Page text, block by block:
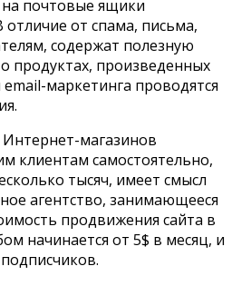
почтовые ящики
отличие от спама, письма,
содержат полезную
произведенных
маркетинга проводятся
магазинов
клиентам самостоятельно,
тысяч, имеет смысл
агентство, занимающееся
продвижения сайта в
начинается от 5$ в месяц, и